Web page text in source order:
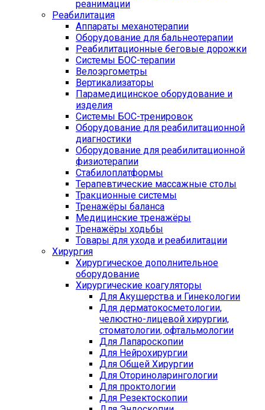
реанимации
Реабилитация
Аппараты механотерапии
Оборудование для бальнеотерапии
Реабилитационные беговые дорожки
Системы БОС-терапии
Велоэргометры
Вертикализаторы
Парамедицинское оборудование и
изделия
Системы БОС-тренировок
Оборудование для реабилитационной
диагностики
Оборудование для реабилитационной
физиотерапии
Стабилоплатформы
Терапевтические массажные столы
Тракционные системы
Тренажёры баланса
Медицинские тренажёры
Тренажёры ходьбы
Товары для ухода и реабилитации
Хирургия
Хирургическое дополнительное
оборудование
Хирургические коагуляторы
Для Акушерства и Гинекологии
Для дерматокосметологии,
челюстно-лицевой хирургии,
стоматологии, офтальмологии
Для Лапароскопии
Для Нейрохирургии
Для Общей Хирургии
Для Оториноларингологии
Для проктологии
Для Резектоскопии